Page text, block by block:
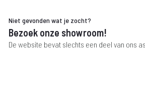
Niet gevonden wat je zocht?
Bezoek onze showroom!
De website bevat slechts een deel van ons